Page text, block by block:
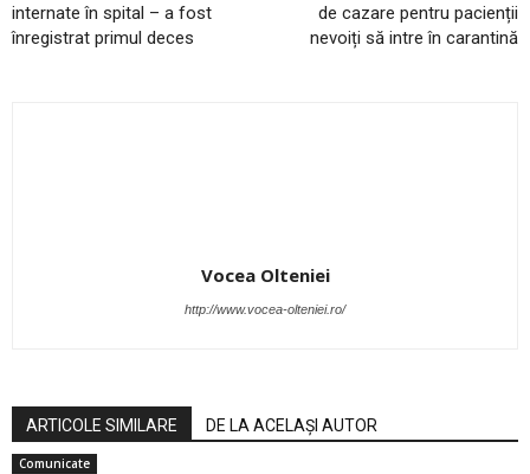
internate în spital – a fost
înregistrat primul deces
de cazare pentru pacienții
nevoiți să intre în carantină
Vocea Olteniei
http://www.vocea-olteniei.ro/
ARTICOLE SIMILARE DE LA ACELAȘI AUTOR
Comunicate